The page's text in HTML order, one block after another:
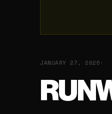
JANUARY 27, 2026